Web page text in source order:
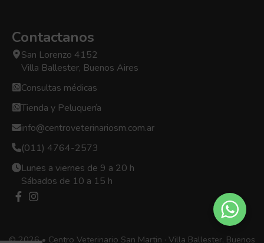
Contactanos
San Lorenzo 4152
Villa Ballester, Buenos Aires
Consultas médicas
Tienda y Peluquería
info@centroveterinariosm.com.ar
(011) 4764-2573
Lunes a viernes de 9 a 20 h
Sábados de 10 a 15 h
© 2026 • Centro Veterinario San Martin · Villa Ballester, Buenos